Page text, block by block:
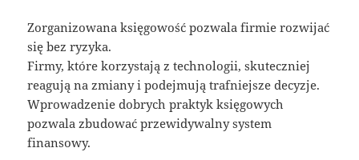
Zorganizowana księgowość pozwala firmie rozwijać
się bez ryzyka.
Firmy, które korzystają z technologii, skuteczniej
reagują na zmiany i podejmują trafniejsze decyzje.
Wprowadzenie dobrych praktyk księgowych
pozwala zbudować przewidywalny system
finansowy.